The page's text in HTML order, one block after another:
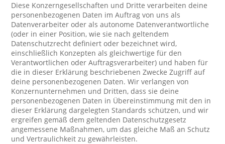
Diese Konzerngesellschaften und Dritte verarbeiten deine
personenbezogenen Daten im Auftrag von uns als
Datenverarbeiter oder als autonome Datenverantwortliche
(oder in einer Position, wie sie nach geltendem
Datenschutzrecht definiert oder bezeichnet wird,
einschließlich Konzepten als gleichwertige für den
Verantwortlichen oder Auftragsverarbeiter) und haben für
die in dieser Erklärung beschriebenen Zwecke Zugriff auf
deine personenbezogenen Daten. Wir verlangen von
Konzernunternehmen und Dritten, dass sie deine
personenbezogenen Daten in Übereinstimmung mit den in
dieser Erklärung dargelegten Standards schützen, und wir
ergreifen gemäß dem geltenden Datenschutzgesetz
angemessene Maßnahmen, um das gleiche Maß an Schutz
und Vertraulichkeit zu gewährleisten.